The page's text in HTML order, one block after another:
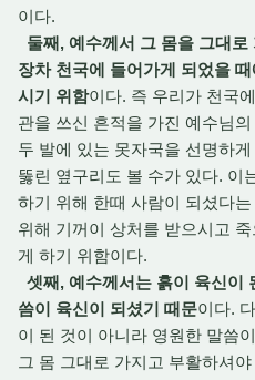
이다.
둘째, 예수께서 그 몸을 그대
장차 천국에 들어가게 되었을
시기 위함이다. 즉 우리가 천국
관을 쓰신 흔적을 가진 예수님
두 발에 있는 못자국을 선명하
뚫린 옆구리도 볼 수가 있다. 이
하기 위해 한때 사람이 되셨다
위해 기꺼이 상처를 받으시고
게 하기 위함이다.
셋째, 예수께서는 흙이 육신이
씀이 육신이 되셨기 때문이다.
이 된 것이 아니라 영원한 말씀
그 몸 그대로 가지고 부활하셔